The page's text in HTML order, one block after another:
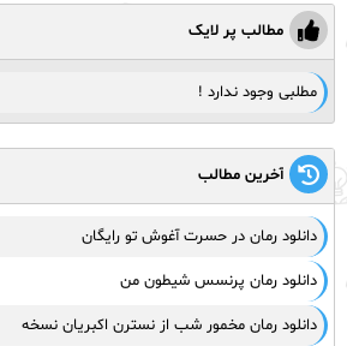
مطالب پر لایک
مطلبی وجود ندارد !
آخرین مطالب
دانلود رمان در حسرت آغوش تو رایگان
دانلود رمان پرنسس شیطون من
دانلود رمان مخمور شب از نسترن اکبریان نسخه